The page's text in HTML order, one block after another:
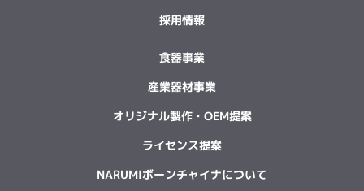
採用情報
食器事業
産業器材事業
オリジナル製作・OEM提案
ライセンス提案
NARUMIボーンチャイナについて